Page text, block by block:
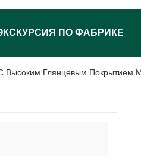
ПО ФАБРИКЕ
Глянцевым Покрытием